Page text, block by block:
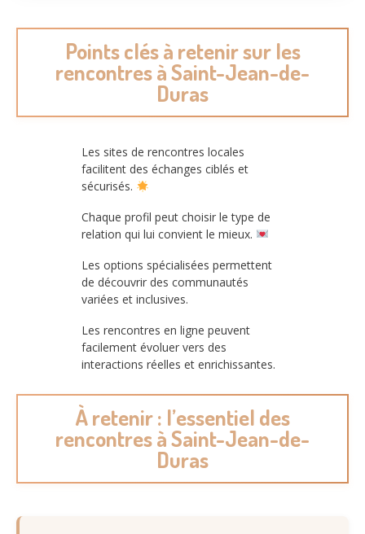
Points clés à retenir sur les
rencontres à Saint-Jean-de-
Duras
Les sites de rencontres locales
facilitent des échanges ciblés et
sécurisés.
Chaque profil peut choisir le type de
relation qui lui convient le mieux.
Les options spécialisées permettent
de découvrir des communautés
variées et inclusives.
Les rencontres en ligne peuvent
facilement évoluer vers des
interactions réelles et enrichissantes.
À retenir : l’essentiel des
rencontres à Saint-Jean-de-
Duras